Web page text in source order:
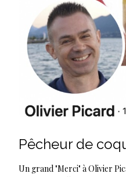
Pêcheur de
Un grand "Merci" à Olivier